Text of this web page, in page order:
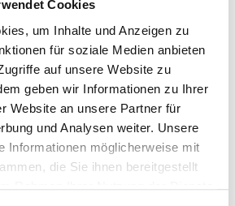
Cookies
um Inhalte und Anzeigen zu
für soziale Medien anbieten
auf unsere Website zu
geben wir Informationen zu Ihrer
Website an unsere Partner für
und Analysen weiter. Unsere
Informationen möglicherweise mit
die Sie ihnen bereitgestellt
Rahmen Ihrer Nutzung der Dienste
Schwarz/Weiß oder
mit Text-Inhalten.
Effekte in petto.
Content-Elemente Hover Effekte